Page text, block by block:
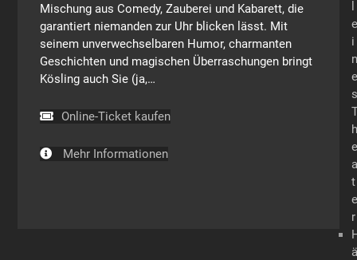
Mischung aus Comedy, Zauberei und Kabarett, die
garantiert niemanden zur Uhr blicken lässt. Mit
seinem unverwechselbaren Humor, charmanten
Geschichten und magischen Überraschungen bringt
Kösling auch Sie (ja,…
Online-Ticket kaufen
Mehr Informationen
e
i
n
e
s
h
e
a
t
e
r
ä